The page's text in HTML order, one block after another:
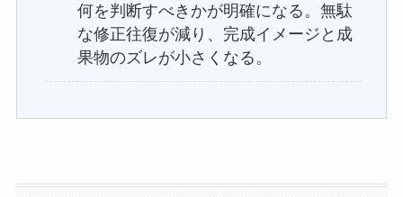
何を判断すべきかが明確になる。無駄
な修正往復が減り、完成イメージと成
果物のズレが小さくなる。